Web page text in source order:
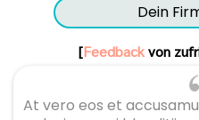
Dein
[Feedbackvon
At vero eos et